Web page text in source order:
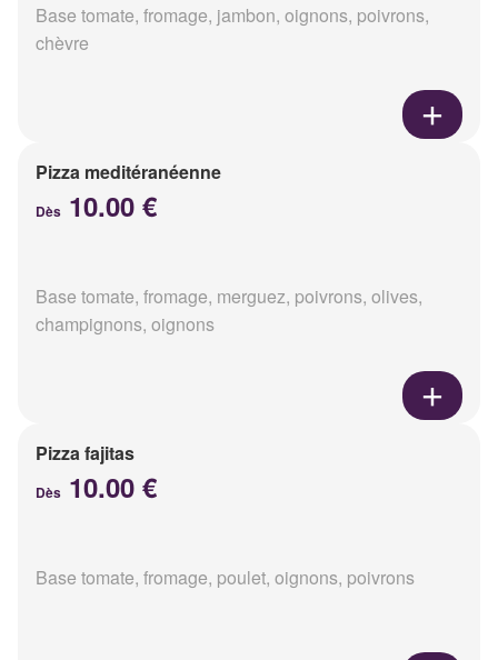
Base tomate, fromage, jambon, oignons, poivrons,
chèvre
Pizza meditéranéenne
Dès 10.00 €
Base tomate, fromage, merguez, poivrons, olives,
champignons, oignons
Pizza fajitas
Dès 10.00 €
Base tomate, fromage, poulet, oignons, poivrons